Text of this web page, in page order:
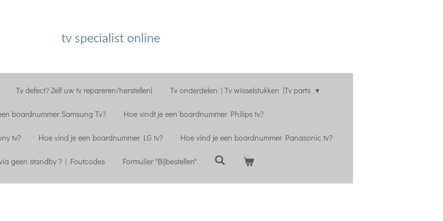
tv specialist online
Tv defect? Zelf uw tv repareren/herstellen| Tv onderdelen | Tv wisselstukken |Tv parts
boardnummer Samsung Tv? Hoe vindt je een boardnummer Philips tv?
tv? Hoe vind je een boardnummer LG tv? Hoe vind je een boardnummer Panasonic tv?
geen standby ? | Foutcodes Formulier "Bijbestellen"